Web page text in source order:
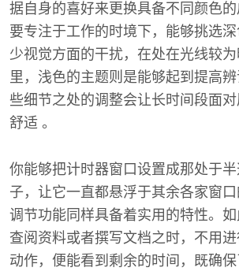
据自身的喜好来更换具备不同颜色
要专注于工作的时境下，能够挑选
少视觉方面的干扰，在处在光线较
里，浅色的主题则是能够起到提高
些细节之处的调整会让长时间段面
舒适 。
你能够把计时器窗口设置成那处于
子，让它一直都悬浮于其余各家窗
调节功能同样具备着实用的特性。
查阅资料或者撰写文档之时，不用
动作，便能看到剩余的时间，既确